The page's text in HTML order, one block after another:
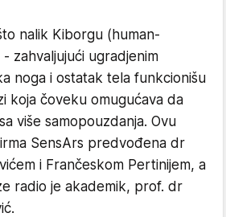
nalik Kiborgu (human-
zahvaljujući ugradjenim
noga i ostatak tela funkcionišu
koja čoveku omugućava da
više samopouzdanja. Ovu
SensArs predvođena dr
i Frančeskom Pertinijem, a
radio je akademik, prof. dr